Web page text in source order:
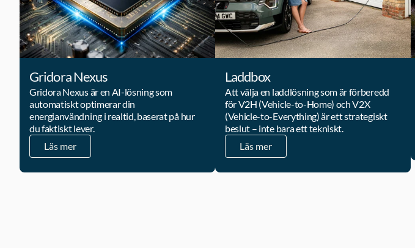
Gridora Nexus
Gridora Nexus är en AI-lösning som
automatiskt optimerar din
energianvändning i realtid, baserat på hur
du faktiskt lever.
Läs mer
Laddbox
Att välja en laddlösning som är förberedd
för V2H (Vehicle-to-Home) och V2X
(Vehicle-to-Everything) är ett strategiskt
beslut – inte bara ett tekniskt.
Läs mer